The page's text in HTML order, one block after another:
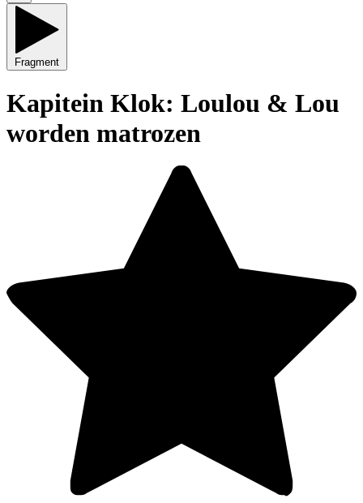
Fragment
Kapitein Klok: Loulou & Lou
worden matrozen